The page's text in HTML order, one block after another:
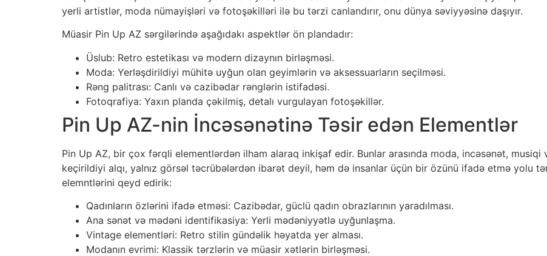
yerli artistlər, moda nümayişləri və fotoşəkilləri ilə bu tərzi canlandırır, onu dünya səviyyəsinə daşıyır.
Müasir Pin Up AZ sərgilərində aşağıdakı aspektlər ön plandadır:
Üslub: Retro estetikası və modern dizaynın birləşməsi.
Moda: Yerləşdirildiyi mühitə uyğun olan geyimlərin və aksessuarların seçilməsi.
Rəng palitrası: Canlı və cazibədar rənglərin istifadəsi.
Fotoqrafiya: Yaxın planda çəkilmiş, detalı vurgulayan fotoşəkillər.
Pin Up AZ-nin İncəsənətinə Təsir edən Elementlər
Pin Up AZ, bir çox fərqli elementlərdən ilham alaraq inkişaf edir. Bunlar arasında moda, incəsənət,
keçirildiyi alqı, yalnız görsəl təcrübələrdən ibarət deyil, həm də insanlar üçün bir özünü ifadə etmə yolu
elemntlərini qeyd edirik:
Qadınların özlərini ifadə etməsi: Cazibədar, güclü qadın obrazlarının yaradılması.
Ana sənət və mədəni identifikasiya: Yerli mədəniyyətlə uyğunlaşma.
Vintage elementləri: Retro stilin gündəlik həyatda yer alması.
Modanın evrimi: Klassik tərzlərin və müasir xətlərin birləşməsi.